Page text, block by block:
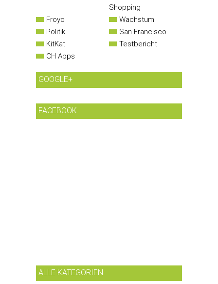
Shopping
Froyo
Wachstum
Politik
San Francisco
KitKat
Testbericht
CH Apps
GOOGLE+
FACEBOOK
ALLE KATEGORIEN